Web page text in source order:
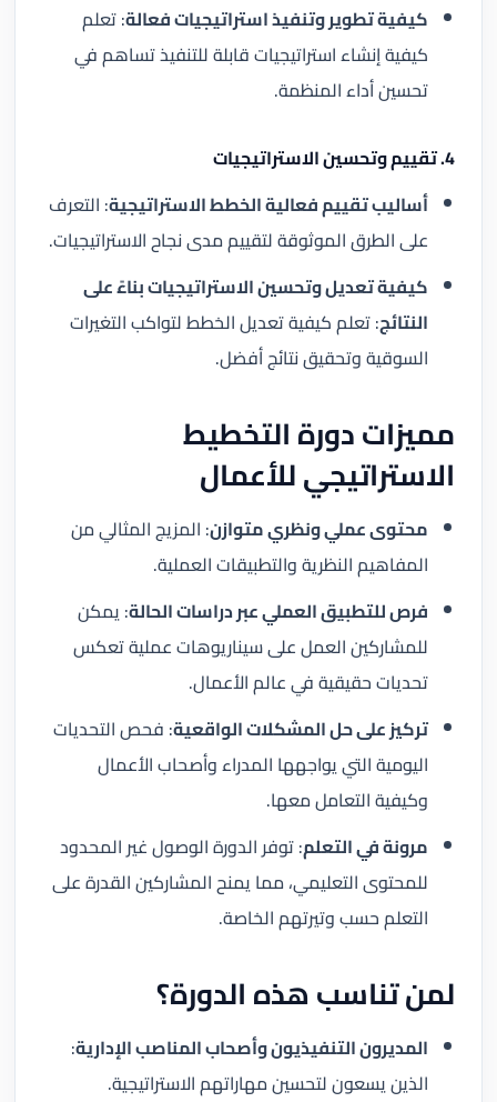
كيفية تطوير وتنفيذ استراتيجيات فعالة: تعلم
كيفية إنشاء استراتيجيات قابلة للتنفيذ تساهم في
تحسين أداء المنظمة.
4. تقييم وتحسين الاستراتيجيات
أساليب تقييم فعالية الخطط الاستراتيجية: التعرف
على الطرق الموثوقة لتقييم مدى نجاح الاستراتيجيات.
كيفية تعديل وتحسين الاستراتيجيات بناءً على
النتائج: تعلم كيفية تعديل الخطط لتواكب التغيرات
السوقية وتحقيق نتائج أفضل.
مميزات دورة التخطيط
الاستراتيجي للأعمال
محتوى عملي ونظري متوازن: المزيج المثالي من
المفاهيم النظرية والتطبيقات العملية.
فرص للتطبيق العملي عبر دراسات الحالة: يمكن
للمشاركين العمل على سيناريوهات عملية تعكس
تحديات حقيقية في عالم الأعمال.
تركيز على حل المشكلات الواقعية: فحص التحديات
اليومية التي يواجهها المدراء وأصحاب الأعمال
وكيفية التعامل معها.
مرونة في التعلم: توفر الدورة الوصول غير المحدود
للمحتوى التعليمي، مما يمنح المشاركين القدرة على
التعلم حسب وتيرتهم الخاصة.
لمن تناسب هذه الدورة؟
المديرون التنفيذيون وأصحاب المناصب الإدارية:
الذين يسعون لتحسين مهاراتهم الاستراتيجية.